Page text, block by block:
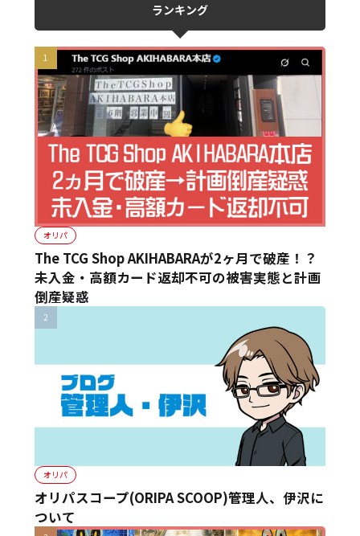
ランキング
オリパ
The TCG Shop AKIHABARAが2ヶ月で破産！？
未入金・高額カード返却不可の被害実態と計画
倒産疑惑
オリパ
オリパスコープ(ORIPA SCOOP)管理人、伊沢に
ついて